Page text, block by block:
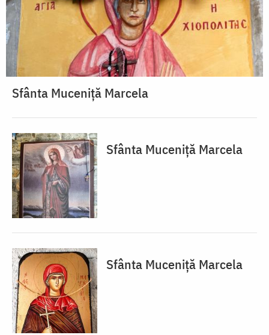
Sfânta Muceniță Marcela
Sfânta Muceniță Marcela
Sfânta Muceniță Marcela